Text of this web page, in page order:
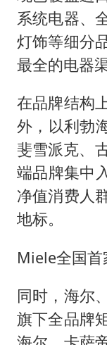
系统电器、
灯饰等细分
最全的电器
在品牌结构
外，以利勃
斐雪派克、
端品牌集中
净值消费人
地标。
Miele全国
同时，海尔
旗下全品牌